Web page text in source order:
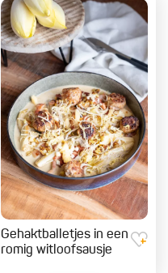
Gehaktballetjes in een
romig witloofsausje